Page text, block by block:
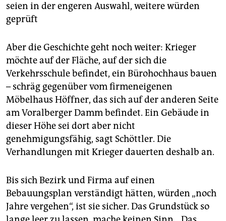
seien in der engeren Auswahl, weitere würden
geprüft
Aber die Geschichte geht noch wei­ter:­ Krie­ger
möchte auf der Fläche, auf der sich die
Verkehrsschule befindet, ein Bürohochhaus bauen
– schräg gegenüber vom firmeneigenen
Möbelhaus Höffner, das sich auf der anderen Seite
am Voralberger Damm befindet. Ein Gebäude in
dieser Höhe sei dort aber nicht
genehmigungsfähig, sagt Schöttler. Die
Verhandlungen mit Krieger dauerten deshalb an.
Bis sich Bezirk und Firma auf einen
Bebauungsplan verständigt hätten, würden „noch
Jahre vergehen“, ist sie sicher. Das Grundstück so